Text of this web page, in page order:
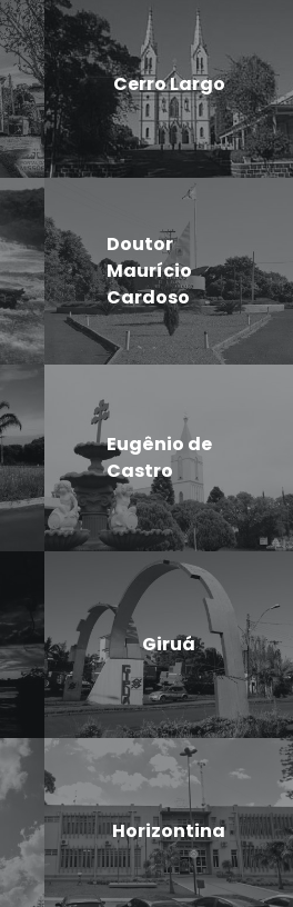
Cerro Largo
Doutor
Maurício
Cardoso
Eugênio de
Castro
Giruá
Horizontina